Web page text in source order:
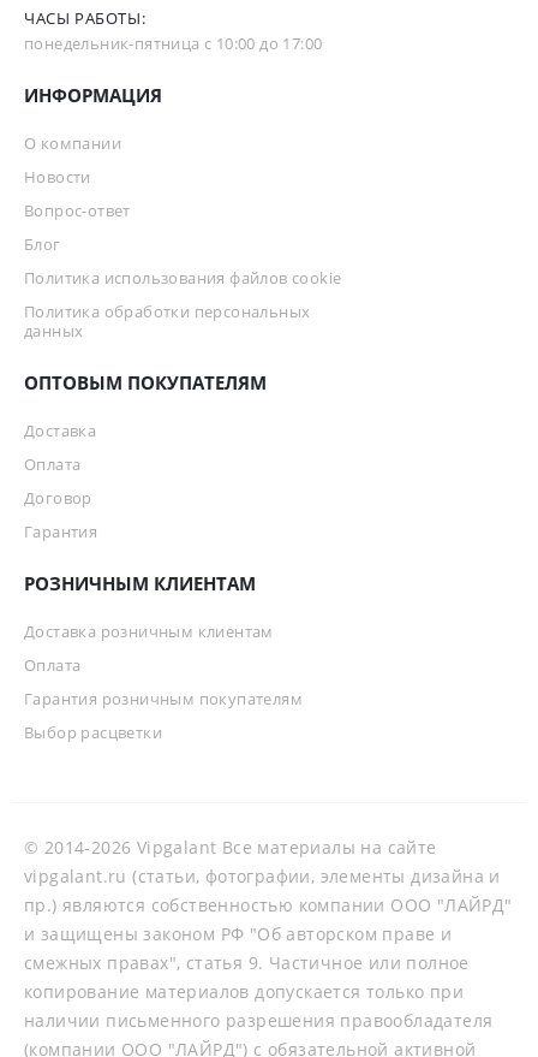
ЧАСЫ РАБОТЫ:
понедельник-пятница с 10:00 до 17:00
ИНФОРМАЦИЯ
О компании
Новости
Вопрос-ответ
Блог
Политика использования файлов cookie
Политика обработки персональных
данных
ОПТОВЫМ ПОКУПАТЕЛЯМ
Доставка
Оплата
Договор
Гарантия
РОЗНИЧНЫМ КЛИЕНТАМ
Доставка розничным клиентам
Оплата
Гарантия розничным покупателям
Выбор расцветки
© 2014-2026 Vipgalant Все материалы на сайте
vipgalant.ru (статьи, фотографии, элементы дизайна и
пр.) являются собственностью компании ООО "ЛАЙРД"
и защищены законом РФ "Об авторском праве и
смежных правах", статья 9. Частичное или полное
копирование материалов допускается только при
наличии письменного разрешения правообладателя
(компании ООО "ЛАЙРД") с обязательной активной